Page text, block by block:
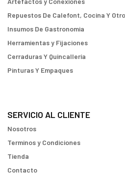
Repuestos De Calefont, Cocina Y
Insumos De Gastronomia
Herramientas y Fijaciones
Cerraduras Y Quincallería
Pinturas Y Empaques
SERVICIO AL CLIENTE
Nosotros
Terminos y Condiciones
Tienda
Contacto